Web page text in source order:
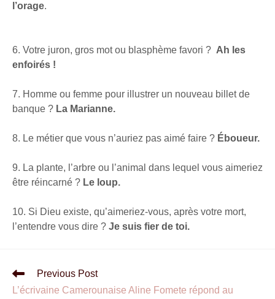
l’orage.
6. Votre juron, gros mot ou blasphème favori ? Ah les
enfoirés !
7. Homme ou femme pour illustrer un nouveau billet de
banque ? La Marianne.
8. Le métier que vous n’auriez pas aimé faire ? Éboueur.
9. La plante, l’arbre ou l’animal dans lequel vous aimeriez
être réincarné ? Le loup.
10. Si Dieu existe, qu’aimeriez-vous, après votre mort,
l’entendre vous dire ? Je suis fier de toi.
Previous Post
L’écrivaine Camerounaise Aline Fomete répond au